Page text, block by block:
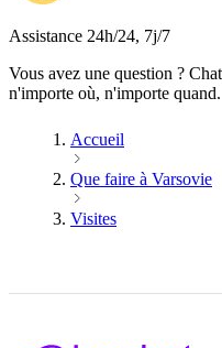
Assistance 24h/24, 7j/7
Vous avez une question ?
n'importe où, n'importe quand.
Accueil
Que faire à Varsovie
Visites